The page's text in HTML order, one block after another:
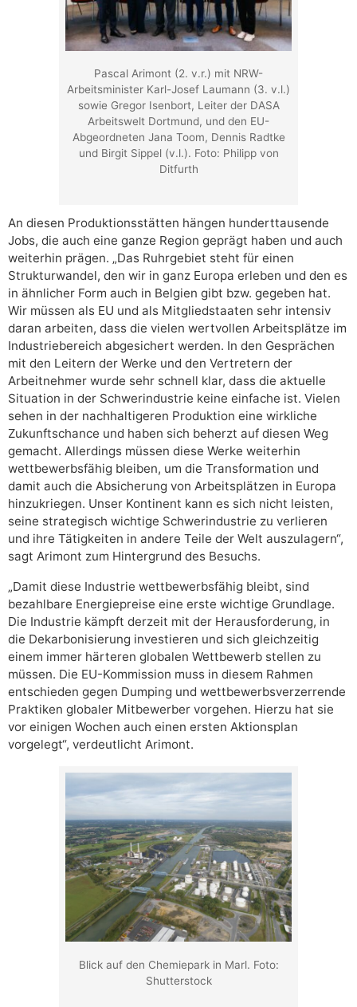
Pascal Arimont (2. v.r.) mit NRW-
Arbeitsminister Karl-Josef Laumann (3. v.l.)
sowie Gregor Isenbort, Leiter der DASA
Arbeitswelt Dortmund, und den EU-
Abgeordneten Jana Toom, Dennis Radtke
und Birgit Sippel (v.l.). Foto: Philipp von
Ditfurth
An diesen Produktionsstätten hängen hunderttausende
Jobs, die auch eine ganze Region geprägt haben und auch
weiterhin prägen. „Das Ruhrgebiet steht für einen
Strukturwandel, den wir in ganz Europa erleben und den es
in ähnlicher Form auch in Belgien gibt bzw. gegeben hat.
Wir müssen als EU und als Mitgliedstaaten sehr intensiv
daran arbeiten, dass die vielen wertvollen Arbeitsplätze im
Industriebereich abgesichert werden. In den Gesprächen
mit den Leitern der Werke und den Vertretern der
Arbeitnehmer wurde sehr schnell klar, dass die aktuelle
Situation in der Schwerindustrie keine einfache ist. Vielen
sehen in der nachhaltigeren Produktion eine wirkliche
Zukunftschance und haben sich beherzt auf diesen Weg
gemacht. Allerdings müssen diese Werke weiterhin
wettbewerbsfähig bleiben, um die Transformation und
damit auch die Absicherung von Arbeitsplätzen in Europa
hinzukriegen. Unser Kontinent kann es sich nicht leisten,
seine strategisch wichtige Schwerindustrie zu verlieren
und ihre Tätigkeiten in andere Teile der Welt auszulagern“,
sagt Arimont zum Hintergrund des Besuchs.
„Damit diese Industrie wettbewerbsfähig bleibt, sind
bezahlbare Energiepreise eine erste wichtige Grundlage.
Die Industrie kämpft derzeit mit der Herausforderung, in
die Dekarbonisierung investieren und sich gleichzeitig
einem immer härteren globalen Wettbewerb stellen zu
müssen. Die EU-Kommission muss in diesem Rahmen
entschieden gegen Dumping und wettbewerbsverzerrende
Praktiken globaler Mitbewerber vorgehen. Hierzu hat sie
vor einigen Wochen auch einen ersten Aktionsplan
vorgelegt“, verdeutlicht Arimont.
Blick auf den Chemiepark in Marl. Foto:
Shutterstock